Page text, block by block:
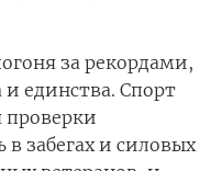
за рекордами,
единства. Спорт
проверки
в забегах и силовых